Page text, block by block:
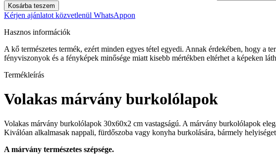
Kosárba teszem
Kérjen ajánlatot közvetlenül WhatsAppon
Hasznos információk
A kő természetes termék, ezért minden egyes tétel egyedi. Annak érdekében, hogy a
fényviszonyok és a fényképek minősége miatt kisebb mértékben eltérhet a képeken
Termékleírás
Volakas márvány burkolólapok
Volakas márvány burkolólapok 30x60x2 cm vastagságú. A márvány burkolólapok
Kiválóan alkalmasak nappali, fürdőszoba vagy konyha burkolására, bármely
A márvány természetes szépsége.